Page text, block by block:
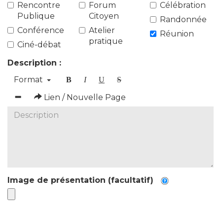
Rencontre
Publique
Conférence
Ciné-débat
Forum
Citoyen
Atelier
pratique
Célébration
Randonnée
Réunion
Description :
Format
B I U S
Lien / Nouvelle Page
Image de présentation (facultatif)